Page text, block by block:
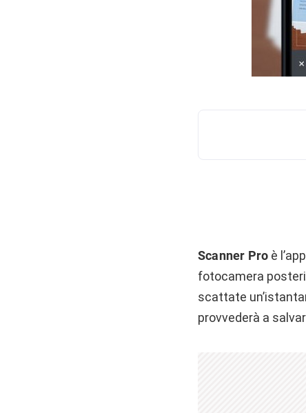
Scanner Pro è
fotocamera
scattate
provvederà a